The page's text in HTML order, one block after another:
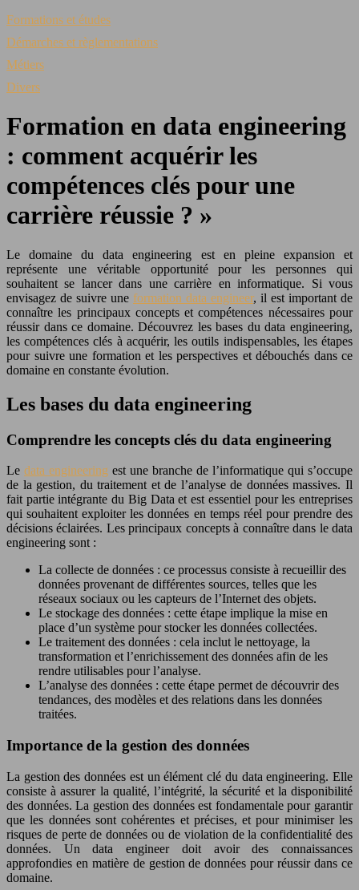
Formations et études
Démarches et règlementations
Métiers
Divers
Formation en data engineering
: comment acquérir les
compétences clés pour une
carrière réussie ? »
Le domaine du data engineering est en pleine expansion et
représente une véritable opportunité pour les personnes qui
souhaitent se lancer dans une carrière en informatique. Si vous
envisagez de suivre une formation data engineer, il est important de
connaître les principaux concepts et compétences nécessaires pour
réussir dans ce domaine. Découvrez les bases du data engineering,
les compétences clés à acquérir, les outils indispensables, les étapes
pour suivre une formation et les perspectives et débouchés dans ce
domaine en constante évolution.
Les bases du data engineering
Comprendre les concepts clés du data engineering
Le data engineering est une branche de l’informatique qui s’occupe
de la gestion, du traitement et de l’analyse de données massives. Il
fait partie intégrante du Big Data et est essentiel pour les entreprises
qui souhaitent exploiter les données en temps réel pour prendre des
décisions éclairées. Les principaux concepts à connaître dans le data
engineering sont :
La collecte de données : ce processus consiste à recueillir des
données provenant de différentes sources, telles que les
réseaux sociaux ou les capteurs de l’Internet des objets.
Le stockage des données : cette étape implique la mise en
place d’un système pour stocker les données collectées.
Le traitement des données : cela inclut le nettoyage, la
transformation et l’enrichissement des données afin de les
rendre utilisables pour l’analyse.
L’analyse des données : cette étape permet de découvrir des
tendances, des modèles et des relations dans les données
traitées.
Importance de la gestion des données
La gestion des données est un élément clé du data engineering. Elle
consiste à assurer la qualité, l’intégrité, la sécurité et la disponibilité
des données. La gestion des données est fondamentale pour garantir
que les données sont cohérentes et précises, et pour minimiser les
risques de perte de données ou de violation de la confidentialité des
données. Un data engineer doit avoir des connaissances
approfondies en matière de gestion de données pour réussir dans ce
domaine.